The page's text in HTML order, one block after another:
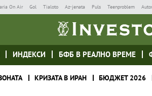
On Air Gol Tialoto Az-jenata Puls Teenproblem
ИНДЕКСИ БФБ В РЕАЛНО ВРЕМЕ
КРИЗАТА В ИРАН БЮДЖЕТ 2026